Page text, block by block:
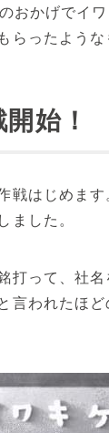
おかげでイ
ったような
始！
戦はじめま
ました。
打って、社
われたほ